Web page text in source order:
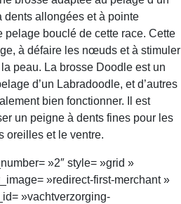
dents allongées et à pointe
pelage bouclé de cette race. Cette
à défaire les nœuds et à stimuler
peau. La brosse Doodle est un
d’un Labradoodle, et d’autres
bien fonctionner. Il est
un peigne à dents fines pour les
oreilles et le ventre.
»2″ style= »grid »
»redirect-first-merchant »
»vachtverzorging-